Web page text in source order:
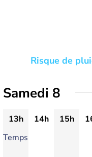
Risque de
Samedi 8
13h 14h 15h
Temps